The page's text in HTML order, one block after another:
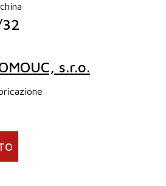
s.r.o.